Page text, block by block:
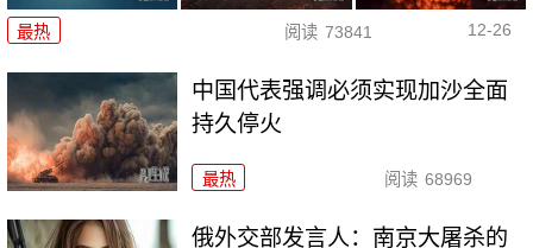
最热 阅读 73841 12-26
中国代表强调必须实现加沙全面
持久停火
最热 阅读 68969
俄外交部发言人：南京大屠杀的